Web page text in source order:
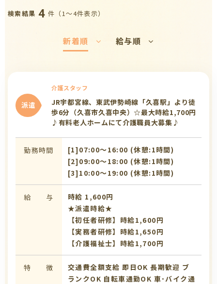
検索結果 4 件（1〜4件表示）
新着順 給与順
派遣
介護スタッフ
JR宇都宮線、東武伊勢崎線「久喜駅」より徒
歩6分（久喜市久喜中央）☆最大時給1,700円
♪有料老人ホームにて介護職員大募集♪
勤務時間
[1]07:00〜16:00 (休憩:1時間)
[2]09:00〜18:00 (休憩:1時間)
[3]10:00〜19:00 (休憩:1時間)
給 与
時給 1,600円
★派遣時給★
【初任者研修】時給1,600円
【実務者研修】時給1,650円
【介護福祉士】時給1,700円
特 徴 交通費全額支給 即日OK 長期歓迎 ブ
ランクOK 自転車通勤OK 車･バイク通